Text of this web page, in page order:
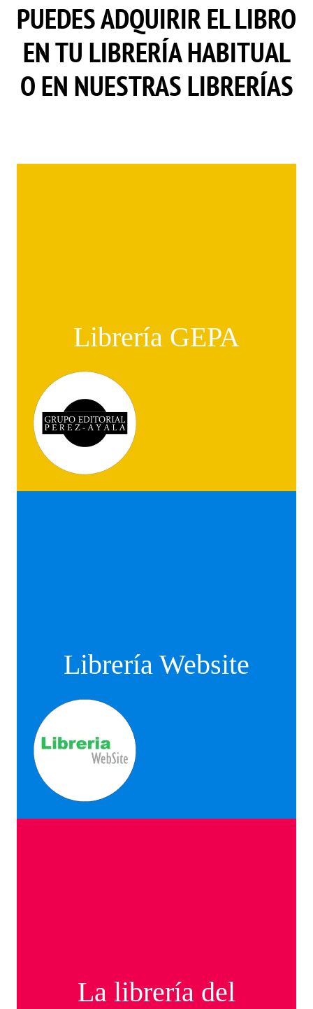
PUEDES ADQUIRIR EL LIBRO
EN TU LIBRERÍA HABITUAL
O EN NUESTRAS LIBRERÍAS
Librería GEPA
Librería Website
La librería del